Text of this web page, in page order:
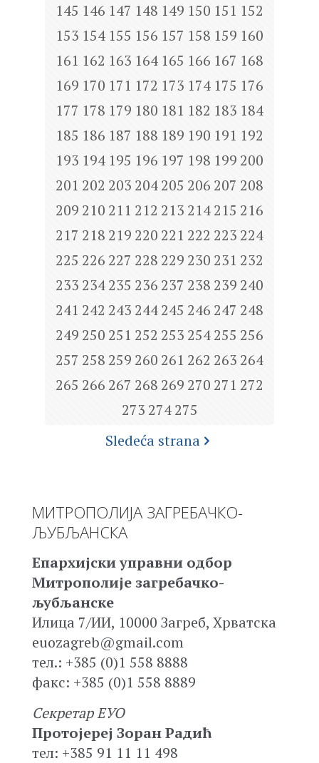
145 146 147 148 149 150 151 152
153 154 155 156 157 158 159 160
161 162 163 164 165 166 167 168
169 170 171 172 173 174 175 176
177 178 179 180 181 182 183 184
185 186 187 188 189 190 191 192
193 194 195 196 197 198 199 200
201 202 203 204205 206 207 208
209 210 211 212 213 214215 216
217 218 219 220 221 222 223 224
225 226 227 228 229 230 231 232
233 234235 236 237 238 239 240
241 242 243 244245 246 247 248
249 250 251 252 253 254255 256
257 258 259 260 261 262 263 264
265 266 267 268 269 270 271 272
273 274 275
Sledeća strana
МИТРОПОЛИЈА ЗАГРЕБАЧКО-
ЉУБЉАНСКА
Епархијски управни одбор
Митрополије загребачко-
љубљанске
Илица 7/ИИ, 10000 Загреб, Хрватска
euozagreb@gmail.com
тел.: +385 (0)1 558 8888
факс: +385 (0)1 558 8889
Секретар ЕУО
Протојереј Зоран Радић
тел: +385 91 11 11 498